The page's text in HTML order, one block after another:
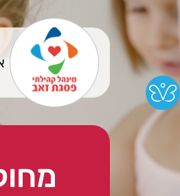
מחול סטודיו 97